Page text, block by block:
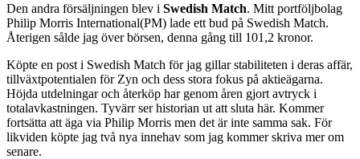
Den andra försäljningen blev i Swedish Match. Mitt portföljbolag
Philip Morris International(PM) lade ett bud på Swedish Match.
Återigen sålde jag över börsen, denna gång till 101,2 kronor.
Köpte en post i Swedish Match för jag gillar stabiliteten i deras affär,
tillväxtpotentialen för Zyn och dess stora fokus på aktieägarna.
Höjda utdelningar och återköp har genom åren gjort avtryck i
totalavkastningen. Tyvärr ser historian ut att sluta här. Kommer
fortsätta att äga via Philip Morris men det är inte samma sak. För
likviden köpte jag två nya innehav som jag kommer skriva mer om
senare.